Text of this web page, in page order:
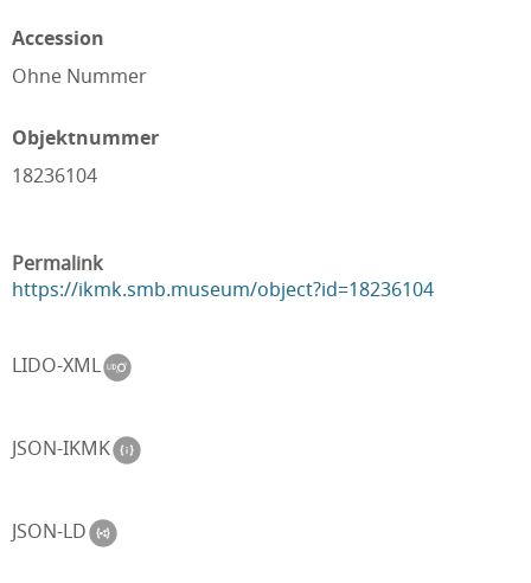
Accession
Ohne Nummer
Objektnummer
18236104
Permalink
https://ikmk.smb.museum/object?id=18236104
LIDO-XML
JSON-IKMK
JSON-LD